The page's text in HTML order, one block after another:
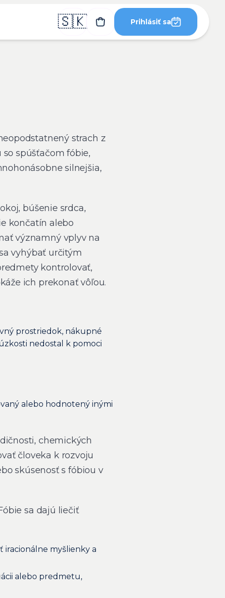
🇸🇰 Prihlásiť sa
strach z
spúšťačom fóbie,
silnejšia,
búšenie srdca,
končatín alebo
významný vplyv na
vyhýbať určitým
kontrolovať,
ich prekonať vôľou.
prostriedok, nákupné
nedostal k pomoci
alebo hodnotený inými
chemických
človeka k rozvoju
skúsenosť s fóbiou v
sa dajú liečiť
iracionálne myšlienky a
alebo predmetu,